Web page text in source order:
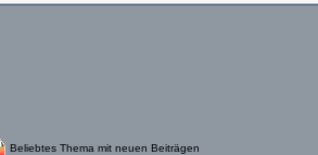
Beliebtes Thema mit neuen Beiträgen